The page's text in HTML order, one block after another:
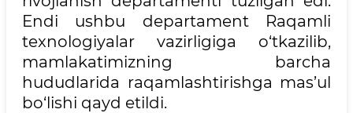
Endi ushbu departament Raqamli
texnologiyalar vazirligiga o‘tkazilib,
mamlakatimizning barcha
hududlarida raqamlashtirishga mas’ul
bo‘lishi qayd etildi.